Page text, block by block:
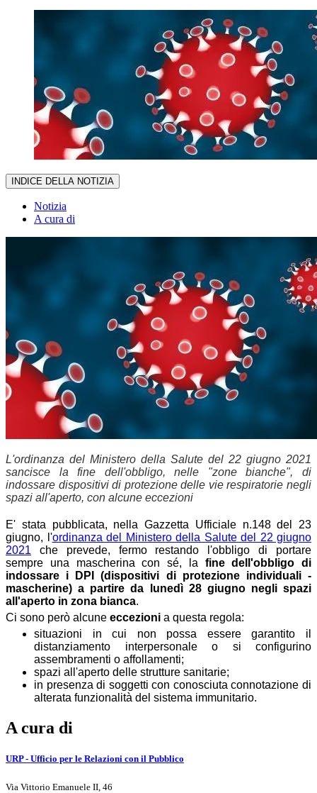
INDICE DELLA NOTIZIA
Notizia
A cura di
L'ordinanza del Ministero della Salute del 22 giugno 2021
sancisce la fine dell'obbligo, nelle "zone bianche", di
indossare dispositivi di protezione delle vie respiratorie negli
spazi all'aperto, con alcune eccezioni
E' stata pubblicata, nella Gazzetta Ufficiale n.148 del 23
giugno, l'ordinanza del Ministero della Salute del 22 giugno
2021 che prevede, fermo restando l'obbligo di portare
sempre una mascherina con sé, la fine dell'obbligo di
indossare i DPI (dispositivi di protezione individuali -
mascherine) a partire da lunedì 28 giugno negli spazi
all'aperto in zona bianca.
Ci sono però alcune eccezioni a questa regola:
situazioni in cui non possa essere garantito il
distanziamento interpersonale o si configurino
assembramenti o affollamenti;
spazi all'aperto delle strutture sanitarie;
in presenza di soggetti con conosciuta connotazione di
alterata funzionalità del sistema immunitario.
A cura di
URP - Ufficio per le Relazioni con il Pubblico
Via Vittorio Emanuele II, 46